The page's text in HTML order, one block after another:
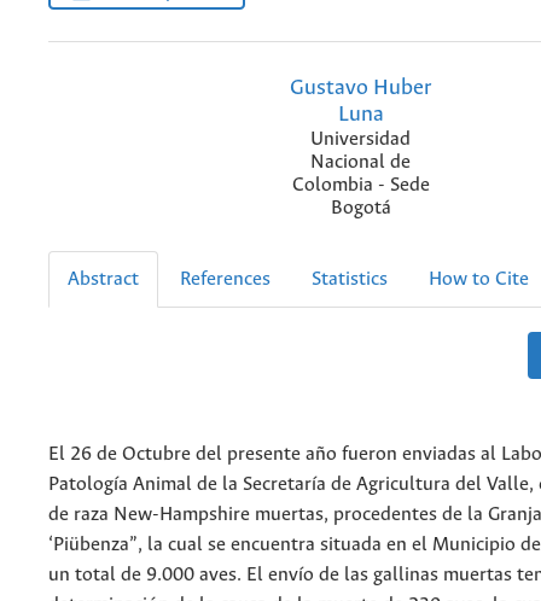
Gustavo Huber
Luna
Universidad
Nacional de
Colombia - Sede
Bogotá
Abstract References Statistics How to Cite
El 26 de Octubre del presente año fueron enviadas al
Patología Animal de la Secretaría de Agricultura del Valle,
de raza New-Hampshire muertas, procedentes de la
‘Piübenza”, la cual se encuentra situada en el Municipio
un total de 9.000 aves. El envío de las gallinas muertas